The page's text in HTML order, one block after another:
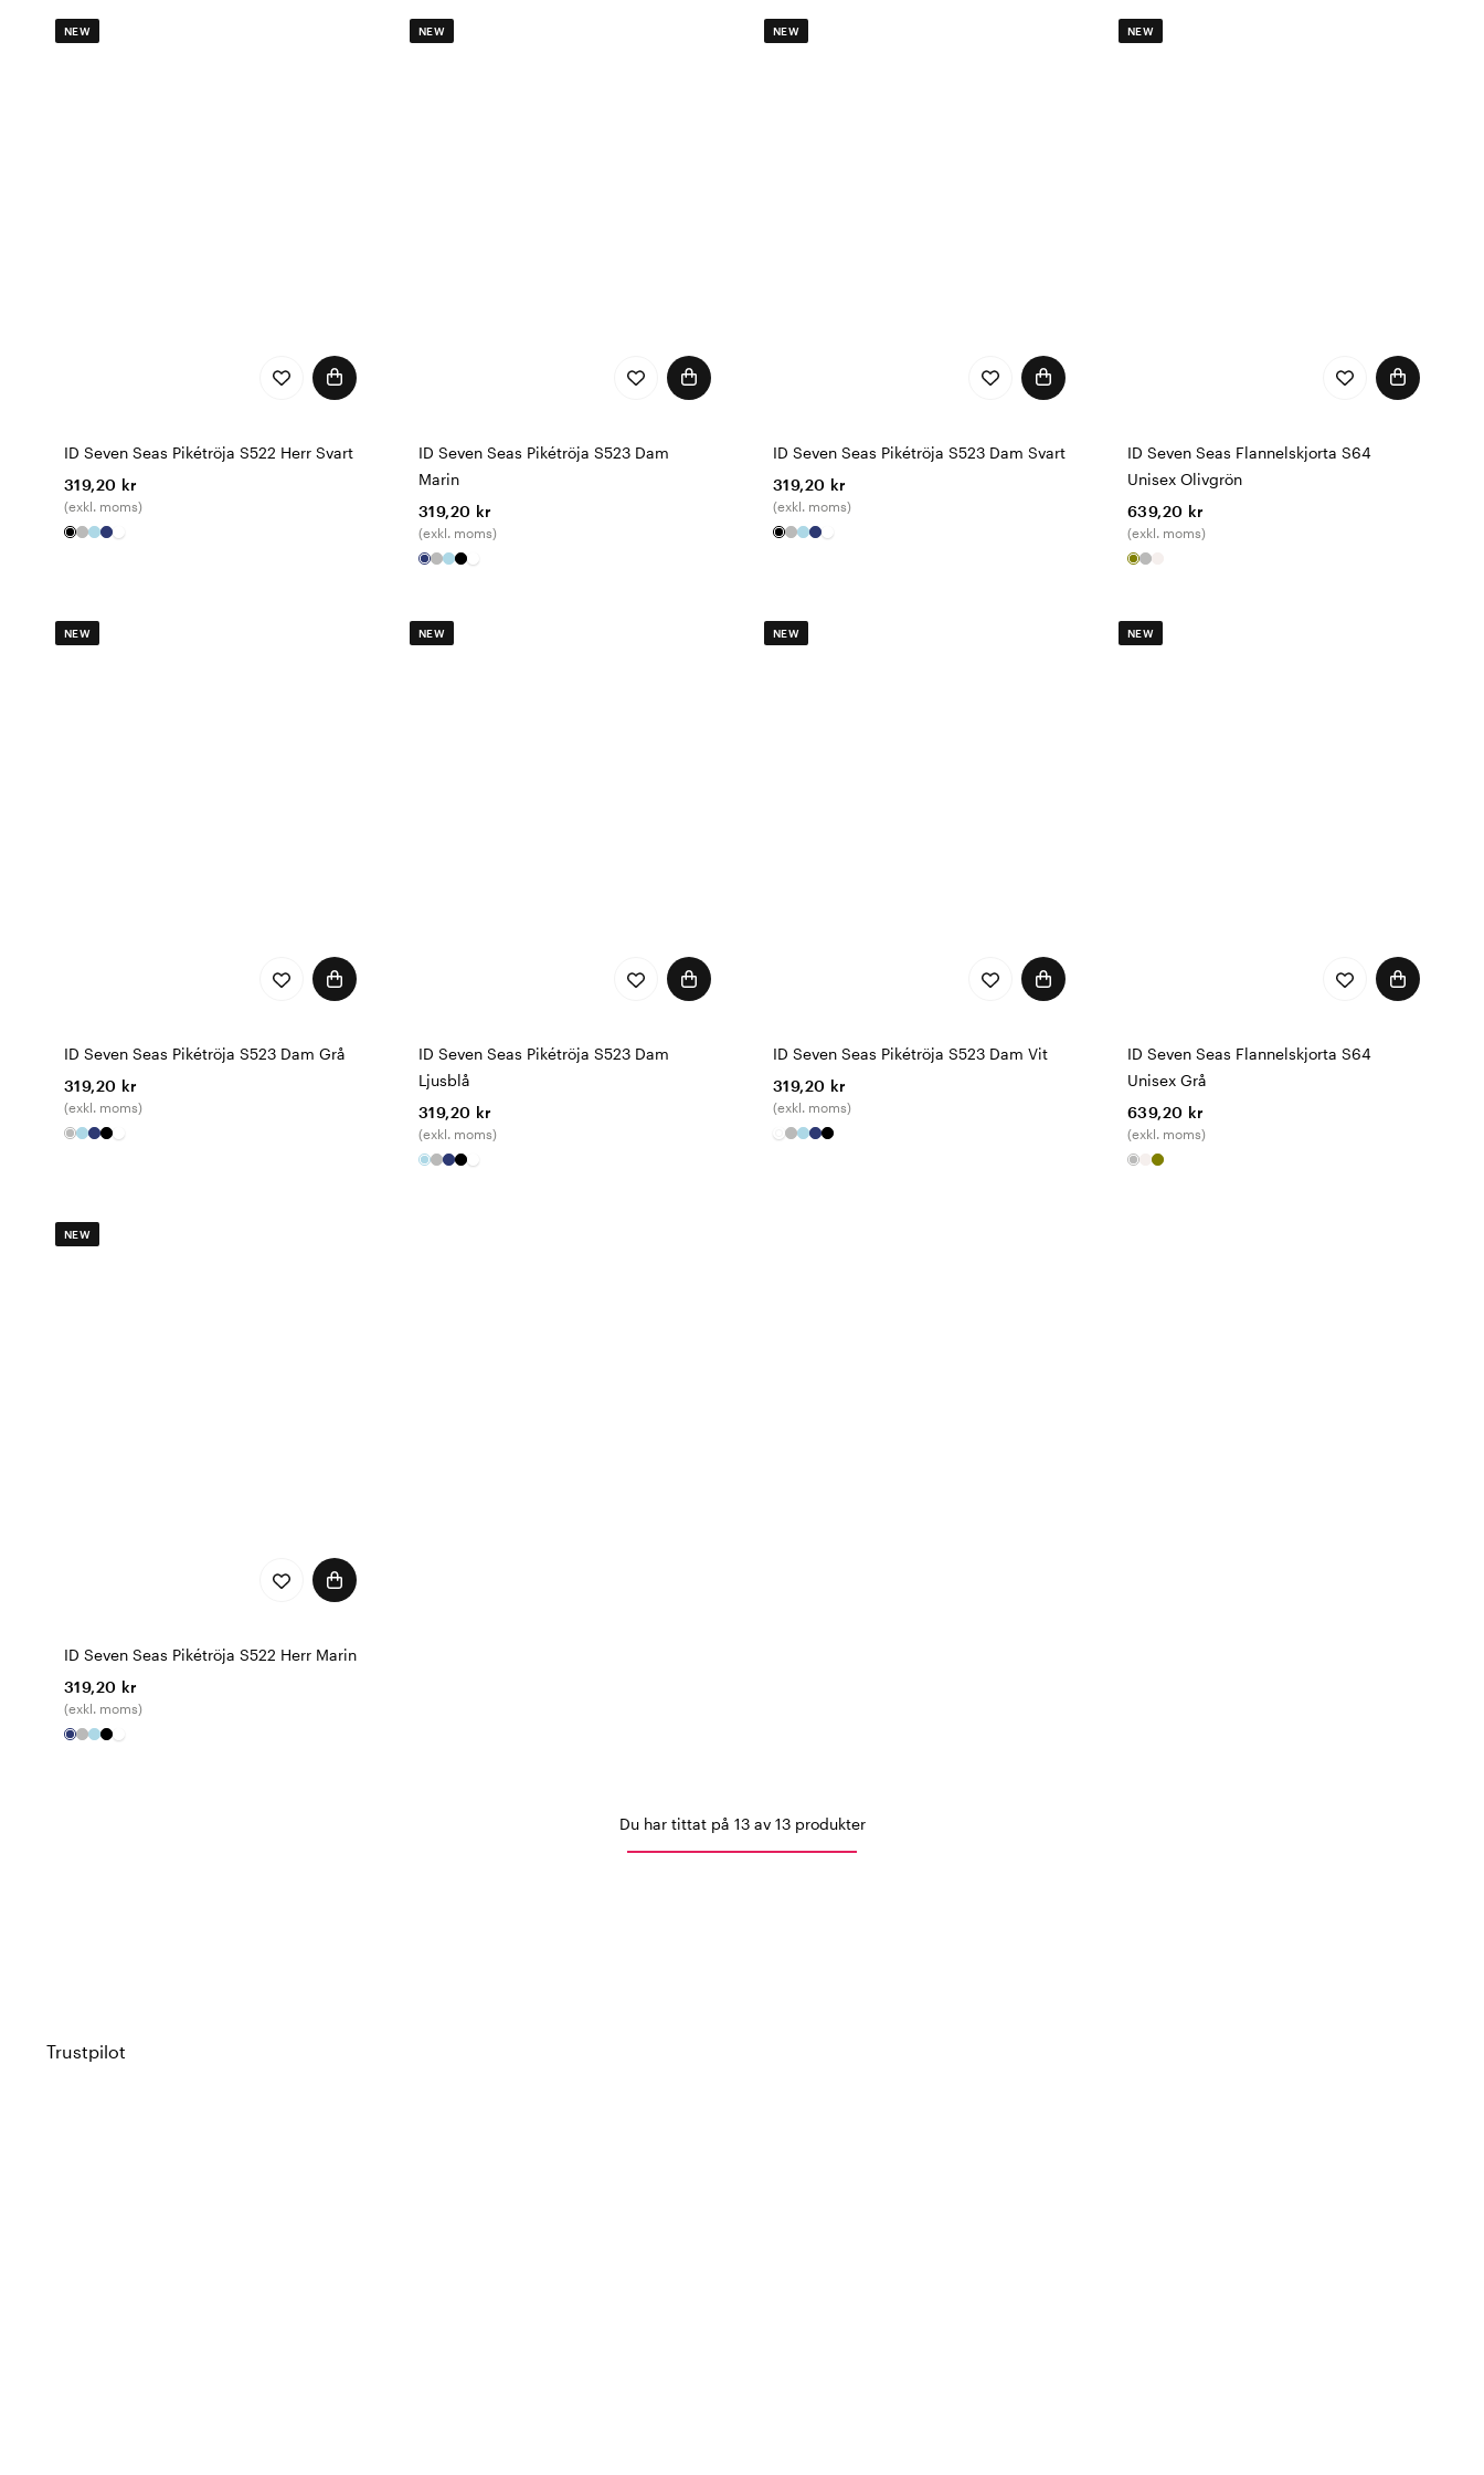
NEW
ID Seven Seas Pikétröja S522 Herr Svart
319,20 kr
(exkl. moms)
NEW
ID Seven Seas Pikétröja S523 Dam
Marin
319,20 kr
(exkl. moms)
NEW
ID Seven Seas Pikétröja S523 Dam Svart
319,20 kr
(exkl. moms)
NEW
ID Seven Seas Flannelskjorta S64
Unisex Olivgrön
639,20 kr
(exkl. moms)
NEW
ID Seven Seas Pikétröja S523 Dam Grå
319,20 kr
(exkl. moms)
NEW
ID Seven Seas Pikétröja S523 Dam
Ljusblå
319,20 kr
(exkl. moms)
NEW
ID Seven Seas Pikétröja S523 Dam Vit
319,20 kr
(exkl. moms)
NEW
ID Seven Seas Flannelskjorta S64
Unisex Grå
639,20 kr
(exkl. moms)
NEW
ID Seven Seas Pikétröja S522 Herr Marin
319,20 kr
(exkl. moms)
Du har tittat på 13 av 13 produkter
Trustpilot